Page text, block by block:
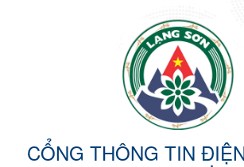
CỔNG THÔNG TIN